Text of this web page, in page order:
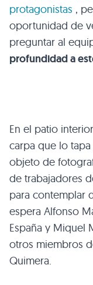
protagonistas ,
oportunidad de
preguntar al
profundidad a
En el patio
carpa que lo
objeto de
de trabajadores
para contemplar
espera Alfonso
España y Miquel
otros miembros
Quimera.